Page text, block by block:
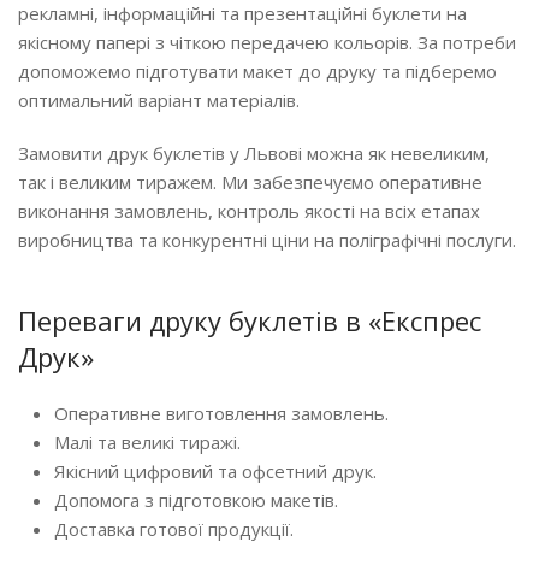
рекламні, інформаційні та презентаційні буклети на
якісному папері з чіткою передачею кольорів. За потреби
допоможемо підготувати макет до друку та підберемо
оптимальний варіант матеріалів.
Замовити друк буклетів у Львові можна як невеликим,
так і великим тиражем. Ми забезпечуємо оперативне
виконання замовлень, контроль якості на всіх етапах
виробництва та конкурентні ціни на поліграфічні послуги.
Переваги друку буклетів в «Експрес
Друк»
Оперативне виготовлення замовлень.
Малі та великі тиражі.
Якісний цифровий та офсетний друк.
Допомога з підготовкою макетів.
Доставка готової продукції.